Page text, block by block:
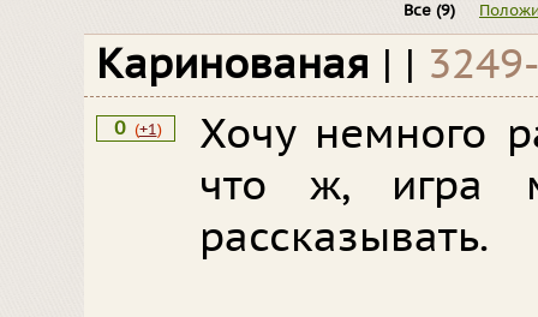
Все (9)
Каринованая | |
0 (+1)
Хочу немного
что ж, игра
рассказывать.